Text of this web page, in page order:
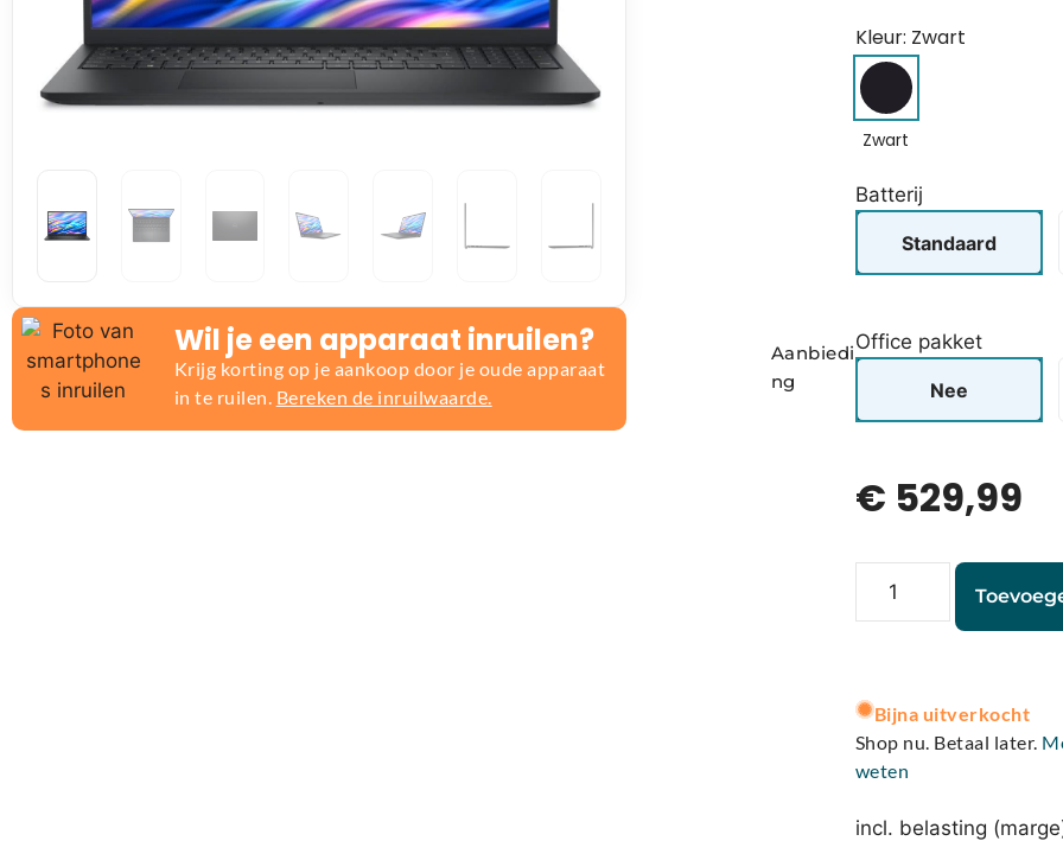
Wil je een apparaat inruilen?
Krijg korting op je aankoop door je oude apparaat
in te ruilen. Bereken de inruilwaarde.
Aanbiedi
ng
Kleur: Zwart
Zwart
Batterij
Standaard
Office pakket
Nee
€ 529,99
l
t
n
Bijna uitverkocht
Shop nu. Betaal later.
weten
incl. belasting